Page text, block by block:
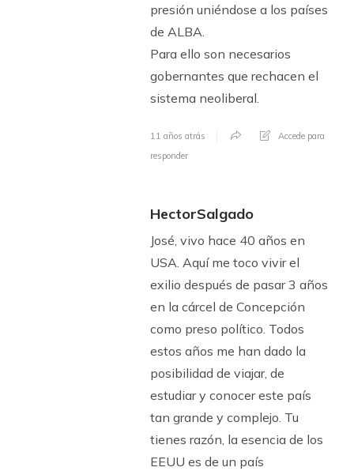
presión uniéndose a los países
de ALBA.
Para ello son necesarios
gobernantes que rechacen el
sistema neoliberal.
11 años atrás
Accede para
responder
HectorSalgado
José, vivo hace 40 años en
USA. Aquí me toco vivir el
exilio después de pasar 3 años
en la cárcel de Concepción
como preso político. Todos
estos años me han dado la
posibilidad de viajar, de
estudiar y conocer este país
tan grande y complejo. Tu
tienes razón, la esencia de los
EEUU es de un país